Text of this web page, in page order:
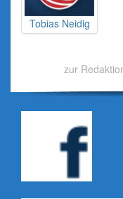
Tobias Neidig
zur